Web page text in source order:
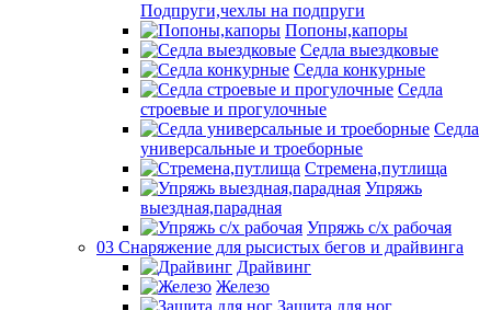
Подпруги,чехлы на подпруги
Попоны,капоры
Седла выездковые
Седла конкурные
Седла
строевые и прогулочные
Седла
универсальные и троеборные
Стремена,путлища
Упряжь
выездная,парадная
Упряжь с/х рабочая
03 Снаряжение для рысистых бегов и драйвинга
Драйвинг
Железо
Защита для ног